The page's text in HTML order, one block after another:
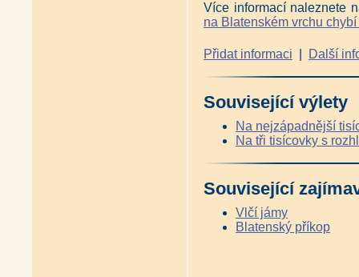
Více informací naleznete
na Blatenském vrchu
Přidat informaci Další
Související výlety
Na nejzápadnější
Na tři tisícovky s
Související
Vlčí jámy
Blatenský příkop